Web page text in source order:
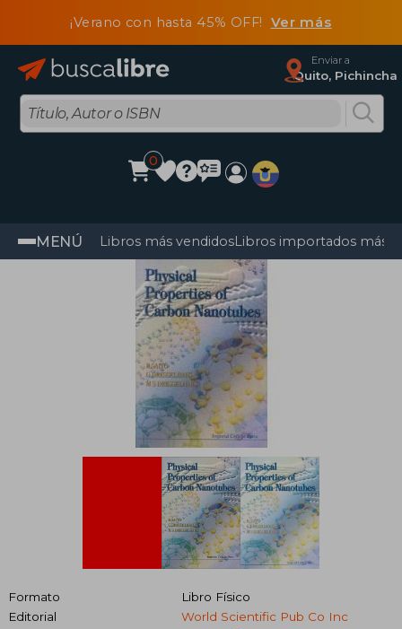
¡Verano con hasta 45% OFF! Ver más
Enviar a
Quito, Pichincha
0
MENÚ Libros más vendidosLibros importados más
Formato
Libro Físico
Editorial
World Scientific Pub Co Inc